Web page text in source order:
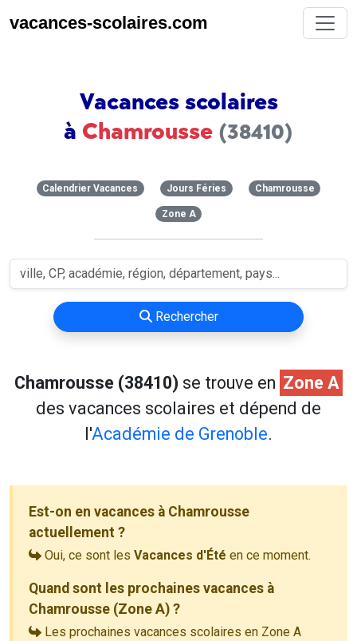
vacances-scolaires.com
Vacances scolaires
à Chamrousse (38410)
Calendrier Vacances Jours Féries Chamrousse
Zone A
Rechercher
Chamrousse (38410) se trouve en Zone A
des vacances scolaires et dépend de
l'Académie de Grenoble.
Est-on en vacances à Chamrousse
actuellement ?
Oui, ce sont les Vacances d'Été en ce moment.
Quand sont les prochaines vacances à
Chamrousse (Zone A) ?
Les prochaines vacances scolaires en Zone A